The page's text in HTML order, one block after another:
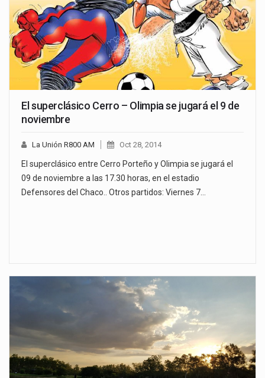
El superclásico Cerro – Olimpia se jugará el 9 de
noviembre
La Unión R800 AM Oct 28, 2014
El superclásico entre Cerro Porteño y Olimpia se jugará el
09 de noviembre a las 17.30 horas, en el estadio
Defensores del Chaco.. Otros partidos: Viernes 7…